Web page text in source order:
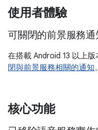
使用者體驗
可關閉的前景服務通
在搭載 Android 13 以上版
閉與前景服務相關的通知。
核心功能